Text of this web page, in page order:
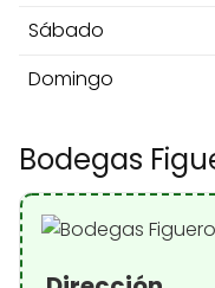
Sábado
Domingo
Bodegas